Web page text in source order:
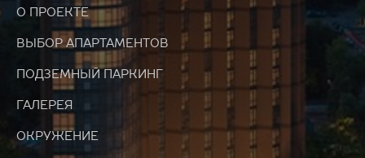
О ПРОЕКТЕ
ВЫБОР АПАРТАМЕНТОВ
ПОДЗЕМНЫЙ ПАРКИНГ
ГАЛЕРЕЯ
ОКРУЖЕНИЕ